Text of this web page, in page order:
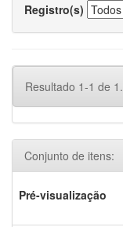
Registro(s)
Resultado 1-1 de 1.
Conjunto de itens:
Pré-visualização